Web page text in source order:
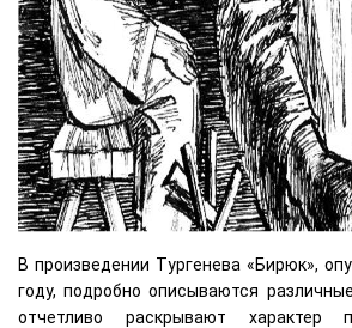
В произведении Тургенева «Бирюк»,
году, подробно описываются
отчетливо раскрывают характер